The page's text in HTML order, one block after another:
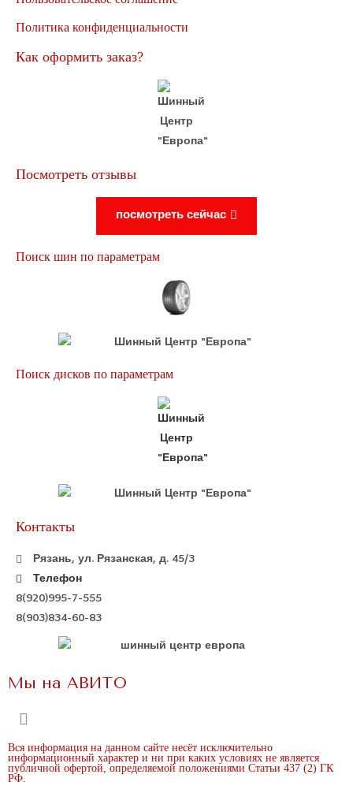
Политика конфиденциальности
Как оформить заказ?
Посмотреть отзывы
посмотреть сейчас
Поиск шин по параметрам
Поиск дисков по параметрам
Контакты
Рязань, ул. Рязанская, д. 45/3
Телефон
8(920)995-7-555
8(903)834-60-83
Мы на АВИТО
Вся информация на данном сайте несёт исключительно
информационный характер и ни при каких условиях не является
публичной офертой, определяемой положениями Статьи 437 (2) ГК
РФ.